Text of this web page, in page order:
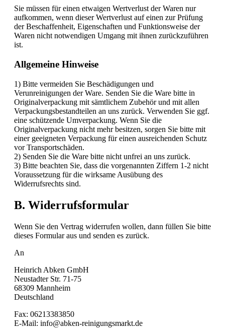
Sie müssen für einen etwaigen Wertverlust der Waren nur
aufkommen, wenn dieser Wertverlust auf einen zur Prüfung
der Beschaffenheit, Eigenschaften und Funktionsweise der
Waren nicht notwendigen Umgang mit ihnen zurückzuführen
ist.
Allgemeine Hinweise
1) Bitte vermeiden Sie Beschädigungen und
Verunreinigungen der Ware. Senden Sie die Ware bitte in
Originalverpackung mit sämtlichem Zubehör und mit allen
Verpackungsbestandteilen an uns zurück. Verwenden Sie ggf.
eine schützende Umverpackung. Wenn Sie die
Originalverpackung nicht mehr besitzen, sorgen Sie bitte mit
einer geeigneten Verpackung für einen ausreichenden Schutz
vor Transportschäden.
2) Senden Sie die Ware bitte nicht unfrei an uns zurück.
3) Bitte beachten Sie, dass die vorgenannten Ziffern 1-2 nicht
Voraussetzung für die wirksame Ausübung des
Widerrufsrechts sind.
B. Widerrufsformular
Wenn Sie den Vertrag widerrufen wollen, dann füllen Sie bitte
dieses Formular aus und senden es zurück.
An
Heinrich Abken GmbH
Neustadter Str. 71-75
68309 Mannheim
Deutschland
Fax: 06213383850
E-Mail: info@abken-reinigungsmarkt.de